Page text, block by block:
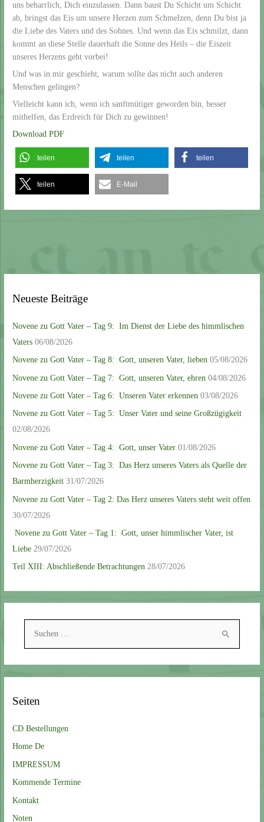
uns beharrlich, Dich einzulassen. Dann baust Du Schicht um Schicht
ab, bringst das Eis um unsere Herzen zum Schmelzen, denn Du bist ja
die Liebe des Vaters und des Sohnes. Und wenn das Eis schmilzt, dann
kommt an diese Stelle dauerhaft die Sonne des Heils – die Eiszeit
unseres Herzens geht vorbei!
Und was in mir geschieht, warum sollte das nicht auch anderen
Menschen gelingen?
Vielleicht kann ich, wenn ich sanftmütiger geworden bin, besser
mithelfen, das Erdreich für Dich zu gewinnen!
Download PDF
teilen teilen teilen
teilen E-Mail
Neueste Beiträge
Novene zu Gott Vater – Tag 9: Im Dienst der Liebe des himmlischen
Vaters 06/08/2026
Novene zu Gott Vater – Tag 8: Gott, unseren Vater, lieben 05/08/2026
Novene zu Gott Vater – Tag 7: Gott, unseren Vater, ehren 04/08/2026
Novene zu Gott Vater – Tag 6: Unseren Vater erkennen 03/08/2026
Novene zu Gott Vater – Tag 5: Unser Vater und seine Großzügigkeit
02/08/2026
Novene zu Gott Vater – Tag 4: Gott, unser Vater 01/08/2026
Novene zu Gott Vater – Tag 3: Das Herz unseres Vaters als Quelle der
Barmherzigkeit 31/07/2026
Novene zu Gott Vater – Tag 2: Das Herz unseres Vaters steht weit offen
30/07/2026
Novene zu Gott Vater – Tag 1: Gott, unser himmlischer Vater, ist
Liebe 29/07/2026
Teil XIII: Abschließende Betrachtungen 28/07/2026
n
h
:
Seiten
CD Bestellungen
Home De
IMPRESSUM
Kommende Termine
Kontakt
Noten